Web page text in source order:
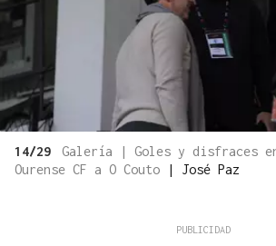
14/29
Galería | Goles y disfraces
Ourense CF a O Couto
| José Paz